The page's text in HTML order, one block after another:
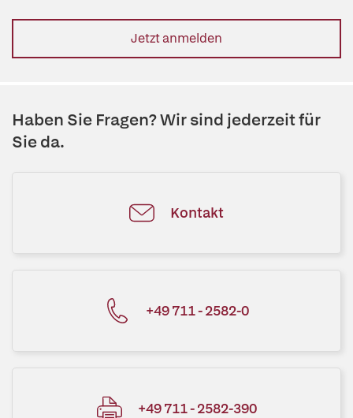
Jetzt anmelden
Haben Sie Fragen? Wir sind jederzeit für
Sie da.
Kontakt
+49 711 - 2582-0
+49 711 - 2582-390